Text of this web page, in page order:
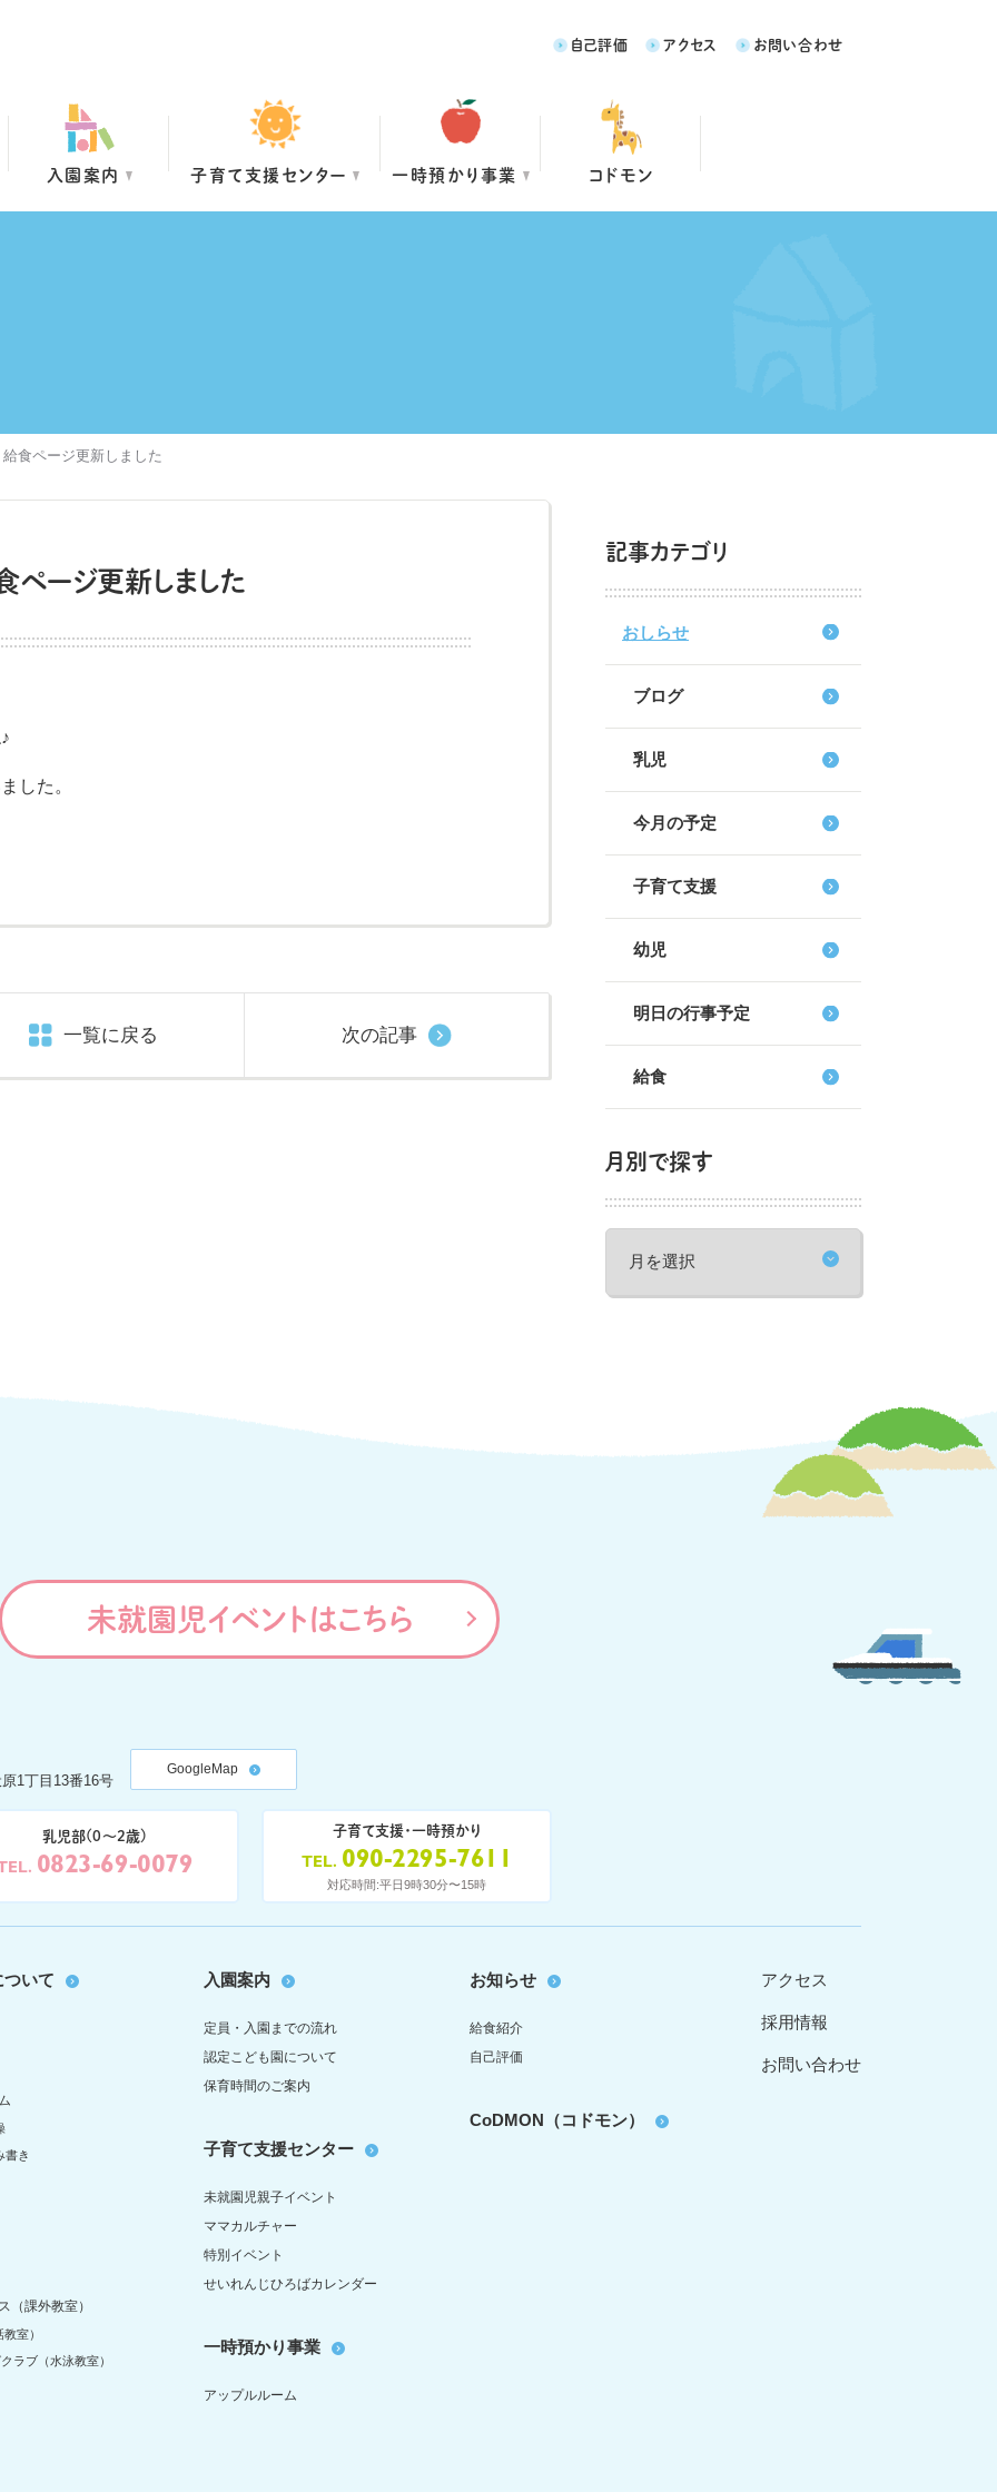
入園案内 子育て支援センター 一時預かり事業 コドモン
自己評価 アクセス お問い合わせ
食ページ更新しました
ページ更新しました
した。
一覧に戻る 次の記事
記事カテゴリ
おしらせ
ブログ
乳児
今月の予定
子育て支援
幼児
明日の行事予定
給食
月別で探す
未就園児イベントはこちら
1丁目13番16号
GoogleMap
乳児部(0〜2歳)
0823-69-0079
子育て支援・一時預かり
TEL 090-2295-7611
対応時間:平日9時30分〜15時
いて
書き
（課外教室）
室）
ラブ（水泳教室）
入園案内
定員・入園までの流れ
認定こども園について
保育時間のご案内
子育て支援センター
未就園児親子イベント
ママカルチャー
特別イベント
せいれんじひろばカレンダー
一時預かり事業
アップルルーム
お知らせ
給食紹介
自己評価
CoDMON（コドモン）
アクセス
採用情報
お問い合わせ